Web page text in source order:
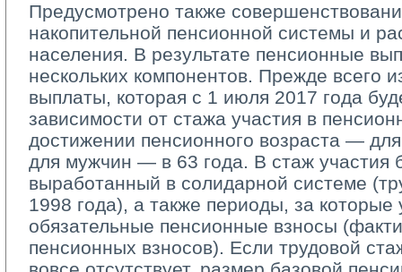
Предусмотрено также
накопительной пенсионной системы и
населения. В результате пенсионные
нескольких компонентов. Прежде всего
выплаты, которая с 1 июля 2017 года
зависимости от стажа участия в
достижении пенсионного возраста —
для мужчин — в 63 года. В стаж участия
выработанный в солидарной системе
1998 года), а также периоды, за которые
обязательные пенсионные взносы
пенсионных взносов). Если трудовой